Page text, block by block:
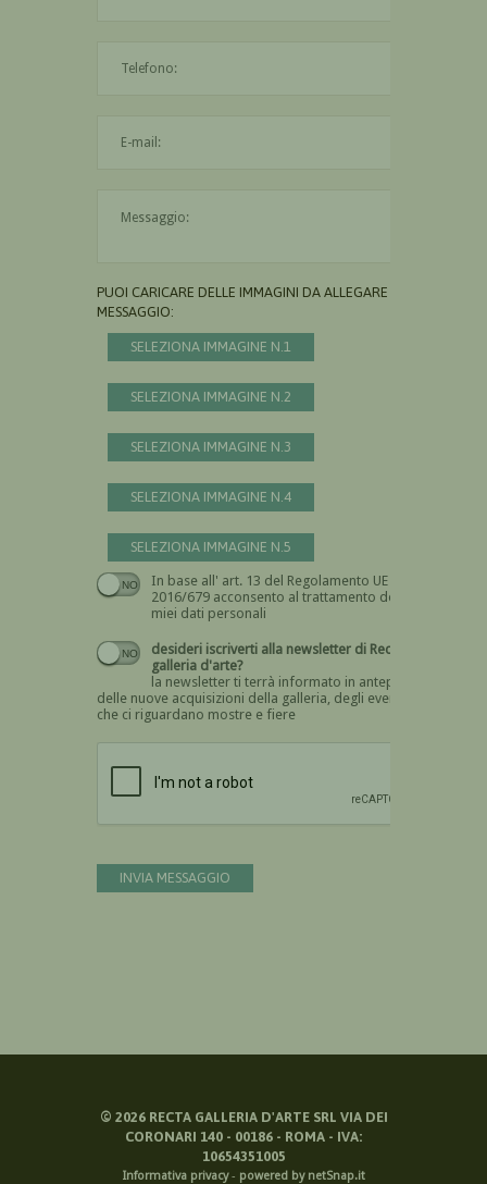
PUOI CARICARE DELLE IMMAGINI DA ALLEGARE AL
MESSAGGIO:
SELEZIONA IMMAGINE N.1
SELEZIONA IMMAGINE N.2
SELEZIONA IMMAGINE N.3
SELEZIONA IMMAGINE N.4
SELEZIONA IMMAGINE N.5
In base all' art. 13 del Regolamento UE n.
2016/679 acconsento al trattamento dei
miei dati personali
Devi dare il consenso
desideri iscriverti alla newsletter di Recta
galleria d'arte?
la newsletter ti terrà informato in anteprima
delle nuove acquisizioni della galleria, degli eventi
che ci riguardano mostre e fiere
INVIA MESSAGGIO
© 2026RECTA GALLERIA D'ARTE SRL VIA DEI
CORONARI 140 - 00186 - ROMA - IVA:
10654351005
Informativa privacy- powered by netSnap.it